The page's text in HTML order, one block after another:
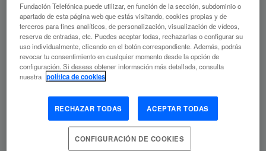
Fundación Telefónica puede utilizar, en función de la sección, subdominio o
apartado de esta página web que estás visitando, cookies propias y de
terceros para fines analíticos, de personalización, visualización de vídeos,
reserva de entradas, etc. Puedes aceptar todas, rechazarlas o configurar su
uso individualmente, clicando en el botón correspondiente. Además, podrás
revocar tu consentimiento en cualquier momento desde la opción de
configuración. Si deseas obtener información más detallada, consulta
nuestra política de cookies
RECHAZAR TODAS ACEPTAR TODAS
CONFIGURACIÓN DE COOKIES